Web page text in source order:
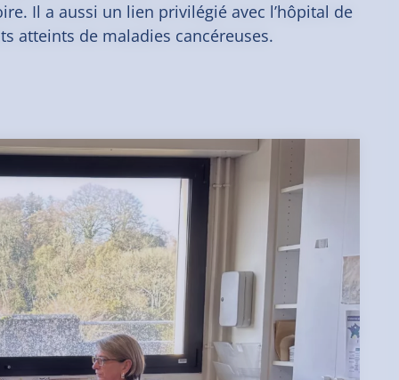
Il a aussi un lien privilégié avec l’hôpital de
atteints de maladies cancéreuses.